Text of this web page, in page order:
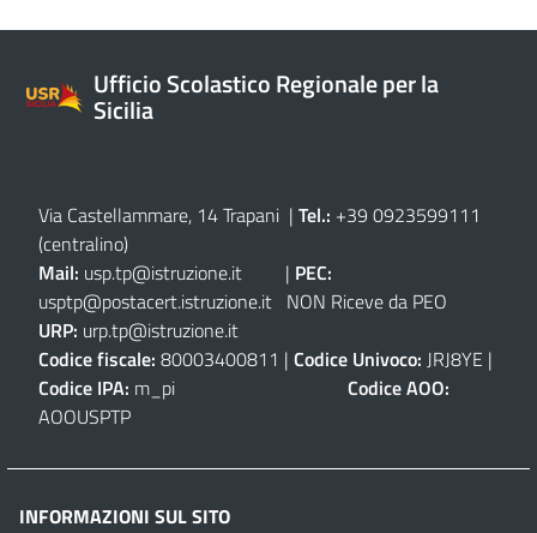
Ufficio Scolastico Regionale per la
Sicilia
Via Castellammare, 14 Trapani | Tel.: +39 0923599111
(centralino)
Mail: usp.tp@istruzione.it | PEC:
usptp@postacert.istruzione.it NON Riceve da PEO
URP: urp.tp@istruzione.it
Codice fiscale: 80003400811 | Codice Univoco: JRJ8YE |
Codice IPA: m_pi Codice AOO:
AOOUSPTP
INFORMAZIONI SUL SITO